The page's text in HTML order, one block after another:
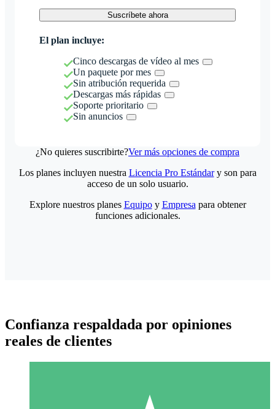
Suscríbete ahora
El plan incluye:
Cinco descargas de vídeo al mes
Un paquete por mes
Sin atribución requerida
Descargas más rápidas
Soporte prioritario
Sin anuncios
¿No quieres suscribirte?Ver más opciones de compra
Los planes incluyen nuestra Licencia Pro Estándary son para
acceso de un solo usuario.
Explore nuestros planes Equipoy Empresa para obtener
funciones adicionales.
Confianza respaldada por opiniones
reales de clientes